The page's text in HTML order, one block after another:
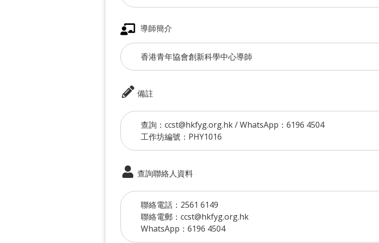
導師簡介
香港青年協會創新科學中心導師
備註
查詢：ccst@hkfyg.org.hk / WhatsApp：6196 4504
工作坊編號：PHY1016
查詢聯絡人資料
聯絡電話：2561 6149
聯絡電郵：ccst@hkfyg.org.hk
WhatsApp：6196 4504